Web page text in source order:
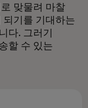
맞물려 마찰
되기를 기대하는
다. 그러기
할 수 있는